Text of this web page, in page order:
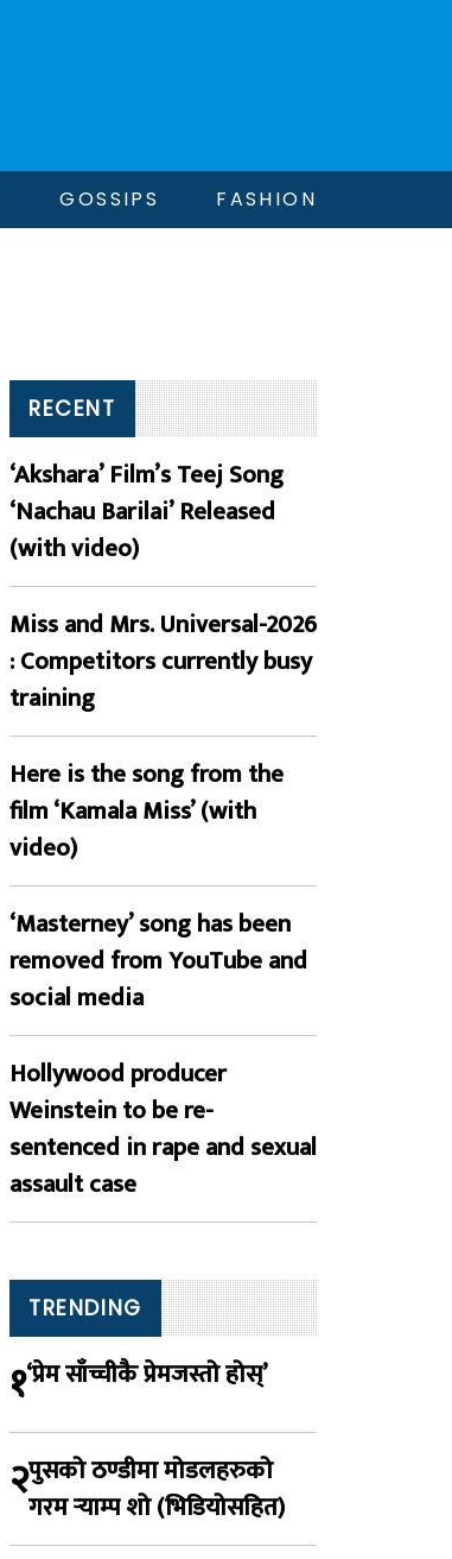
GOSSIPS FASHION
RECENT
‘Akshara’ Film’s Teej Song
‘Nachau Barilai’ Released
(with video)
Miss and Mrs. Universal-2026
: Competitors currently busy
training
Here is the song from the
film ‘Kamala Miss’ (with
video)
‘Masterney’ song has been
removed from YouTube and
social media
Hollywood producer
Weinstein to be re-
sentenced in rape and sexual
assault case
TRENDING
१‘प्रेम साँच्चीकै प्रेमजस्तो होस्’
२पुसको ठण्डीमा मोडलहरुको
गरम र्‍याम्प शो (भिडियोसहित)